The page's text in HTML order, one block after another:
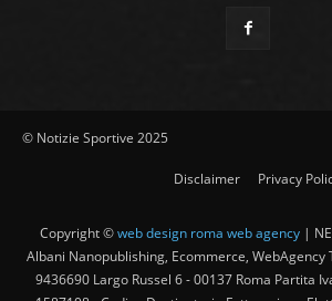
© Notizie Sportive 2025
Disclaimer Privacy
Copyright ©web design roma web agency|
Albani Nanopublishing, Ecommerce, WebAgency
9436690 Largo Russel 6 - 00137 Roma Partita